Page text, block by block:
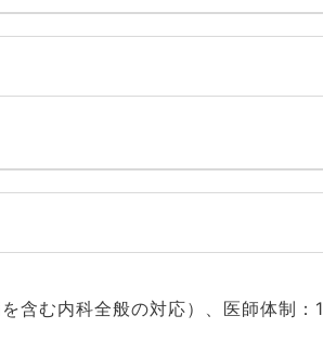
含む内科全般の対応）、医師体制：1